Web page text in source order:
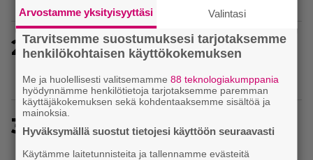
2
Uutta PS5-pulmahyppelyä kuvaillaan
ensimmäiseksi peliksi, joka on suunniteltu täysin
DualSense-ohjaimen kosketuslevyn ympärille
3
Ghost Recon: Future Soldier sekä merkittävä
Ghost Recon Wildlands -päivitys
Arvostamme yksityisyyttäsi Valintasi
Tarvitsemme suostumuksesi tarjotaksemme
henkilökohtaisen käyttökokemuksen
Me ja huolellisesti valitsemamme88 teknologiakumppania
hyödynnämme henkilötietoja tarjotaksemme paremman
käyttäjäkokemuksen sekä kohdentaaksemme sisältöä ja
mainoksia.
Hyväksymällä suostut tietojesi käyttöön seuraavasti
Käytämme laitetunnisteita ja tallennamme evästeitä